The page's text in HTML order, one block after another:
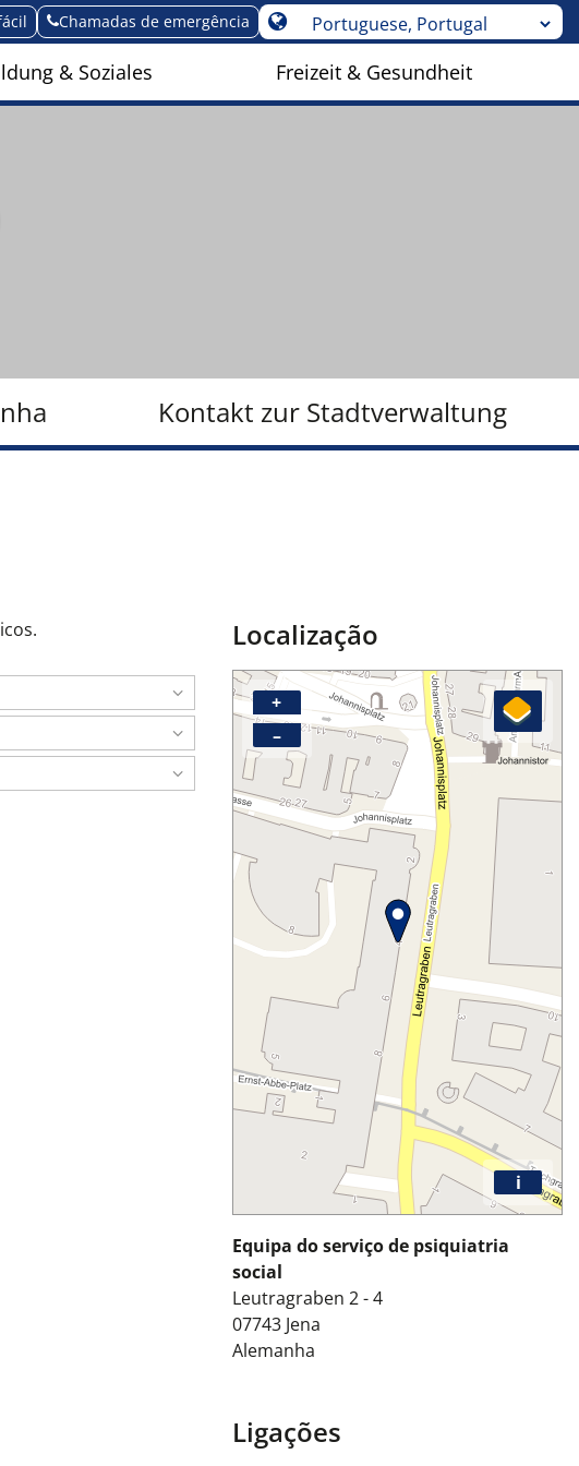
Chamadas de emergência
& Soziales Freizeit & Gesundheit
Kontakt zur Stadtverwaltung
Localização
+
–
i
Equipa do serviço de psiquiatria
social
Leutragraben 2 - 4
07743 Jena
Alemanha
Ligações